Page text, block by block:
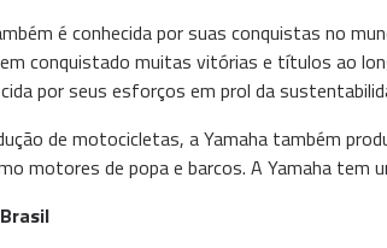
é conhecida por suas conquistas no
conquistado muitas vitórias e títulos ao
por seus esforços em prol da
de motocicletas, a Yamaha também
motores de popa e barcos. A Yamaha tem